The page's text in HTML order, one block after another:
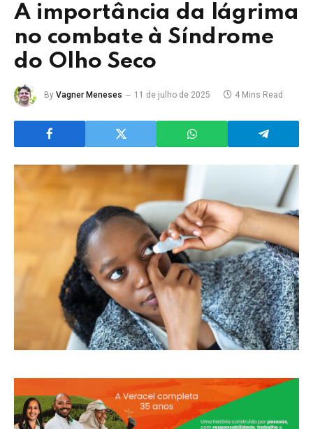
A importância da lágrima
no combate à Síndrome
do Olho Seco
By Vagner Meneses 11 de julho de 2025 4 Mins Read